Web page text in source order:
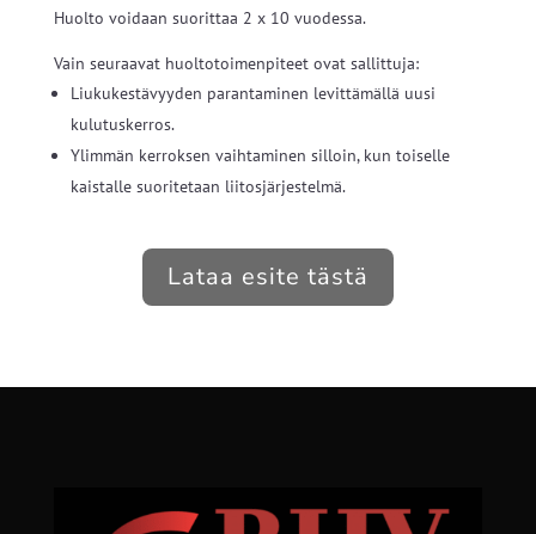
Huolto voidaan suorittaa 2 x 10 vuodessa.
Vain seuraavat huoltotoimenpiteet ovat sallittuja:
Liukukestävyyden parantaminen levittämällä uusi
kulutuskerros.
Ylimmän kerroksen vaihtaminen silloin, kun toiselle
kaistalle suoritetaan liitosjärjestelmä.
Lataa esite tästä